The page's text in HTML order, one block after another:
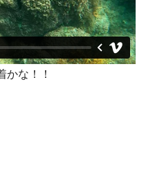
かな！！